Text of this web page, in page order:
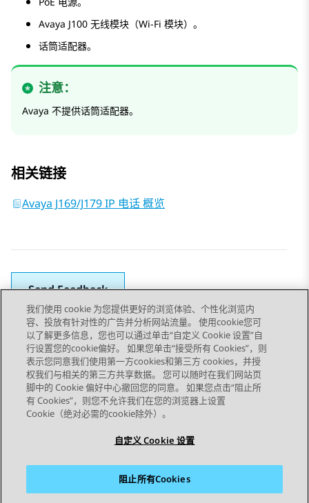
Avaya J100 无线模块（Wi-Fi 模块）。
话筒适配器。
注意：
Avaya 不提供话筒适配器。
相关链接
Avaya J169/J179 IP 电话 概览
Send Feedback
Topic navigation
上一主题 下一主题
STAY CONNECTED
我们使用 cookie 为您提供更好的浏览体验、个性化浏览内
容、投放有针对性的广告并分析网站流量。 使用cookie您可
以了解更多信息，您也可以通过单击“自定义 Cookie 设置”自
行设置您的cookie偏好。 如果您单击“接受所有 Cookies”，则
表示您同意我们使用第一方cookies和第三方 cookies，并授
权我们与相关的第三方共享数据。 您可以随时在我们网站页
脚中的 Cookie 偏好中心撤回您的同意。 如果您点击“阻止所
有 Cookies”，则您不允许我们在您的浏览器上设置
Cookie（绝对必需的cookie除外）。
自定义 Cookie 设置
阻止所有Cookies